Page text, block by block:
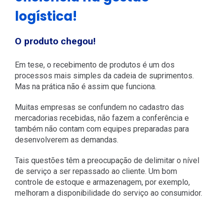
logística!
O produto chegou!
Em tese, o recebimento de produtos é um dos
processos mais simples da cadeia de suprimentos.
Mas na prática não é assim que funciona.
Muitas empresas se confundem no cadastro das
mercadorias recebidas, não fazem a conferência e
também não contam com equipes preparadas para
desenvolverem as demandas.
Tais questões têm a preocupação de delimitar o nível
de serviço a ser repassado ao cliente. Um bom
controle de estoque e armazenagem, por exemplo,
melhoram a disponibilidade do serviço ao consumidor.